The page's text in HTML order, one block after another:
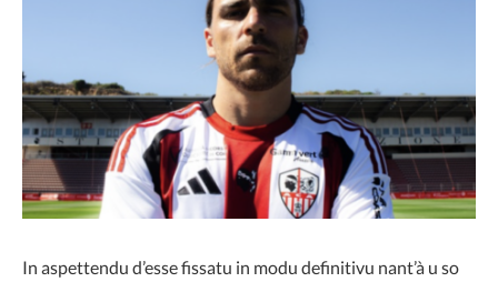
In aspettendu d’esse fissatu in modu definitivu nant’à u so